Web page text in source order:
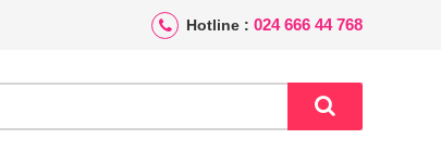
Hotline : 024 666 44 768